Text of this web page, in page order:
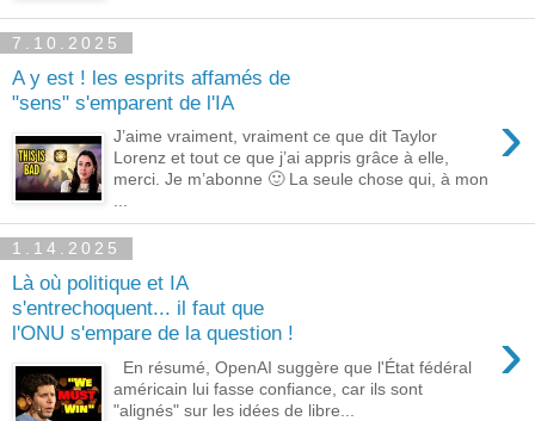
7.10.2025
A y est ! les esprits affamés de
"sens" s'emparent de l'IA
›
J’aime vraiment, vraiment ce que dit Taylor
Lorenz et tout ce que j’ai appris grâce à elle,
merci. Je m’abonne 🙂 La seule chose qui, à mon
...
1.14.2025
Là où politique et IA
s'entrechoquent... il faut que
l'ONU s'empare de la question !
›
En résumé, OpenAI suggère que l'État fédéral
américain lui fasse confiance, car ils sont
"alignés" sur les idées de libre...